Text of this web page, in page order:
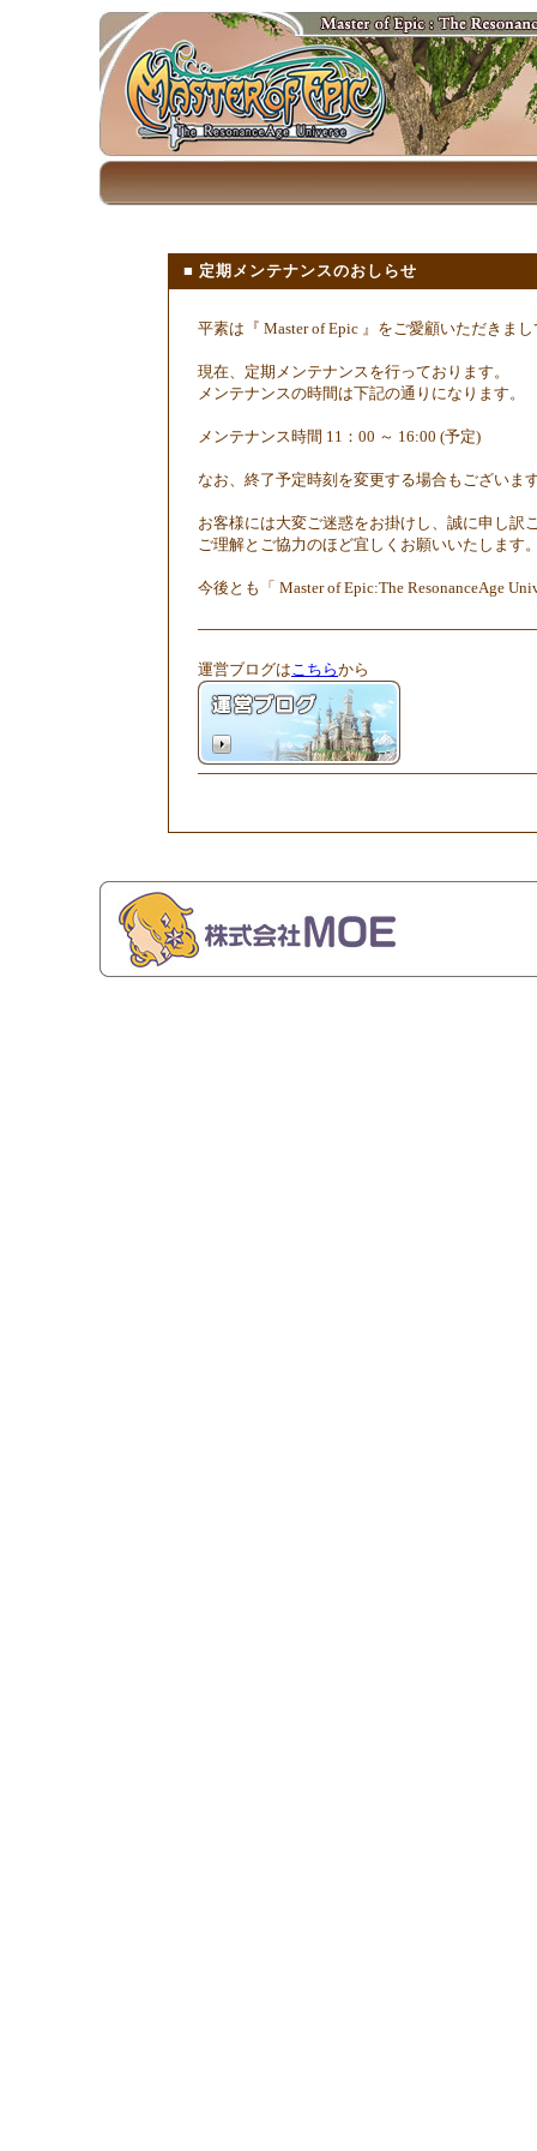
■ 定期メンテナンスのおしらせ
平素は『 Master of Epic 』をご愛顧いただきま
現在、定期メンテナンスを行っております。
メンテナンスの時間は下記の通りになります。
メンテナンス時間 11：00 ～ 16:00 (予定)
なお、終了予定時刻を変更する場合もございま
お客様には大変ご迷惑をお掛けし、誠に申し訳
ご理解とご協力のほど宜しくお願いいたします
今後とも「 Master of Epic:The ResonanceAge
運営ブログはこちらから